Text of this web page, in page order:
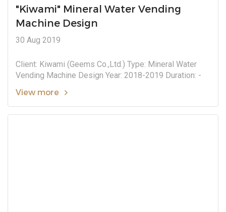
"Kiwami" Mineral Water Vending
Machine Design
30 Aug 2019
Client: Kiwami (Geems Co.,Ltd.) Type: Mineral Water
Vending Machine Design Year: 2018-2019 Duration: -
View more